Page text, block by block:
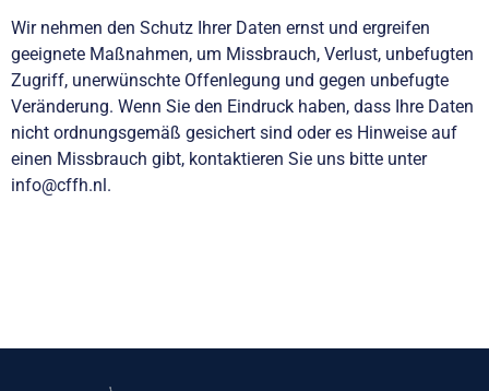
Wir nehmen den Schutz Ihrer Daten ernst und ergreifen
geeignete Maßnahmen, um Missbrauch, Verlust, unbefugten
Zugriff, unerwünschte Offenlegung und gegen unbefugte
Veränderung. Wenn Sie den Eindruck haben, dass Ihre Daten
nicht ordnungsgemäß gesichert sind oder es Hinweise auf
einen Missbrauch gibt, kontaktieren Sie uns bitte unter
info@cffh.nl.